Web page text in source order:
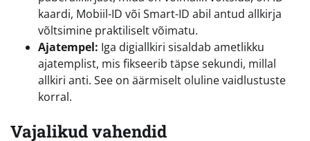
kaardi, Mobiil-ID või Smart-ID abil antud allkirja
võltsimine praktiliselt võimatu.
Ajatempel: Iga digiallkiri sisaldab ametlikku
ajatemplist, mis fikseerib täpse sekundi, millal
allkiri anti. See on äärmiselt oluline vaidlustuste
korral.
Vajalikud vahendid